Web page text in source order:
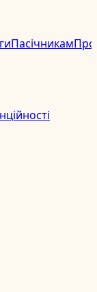
ПасічникамПро